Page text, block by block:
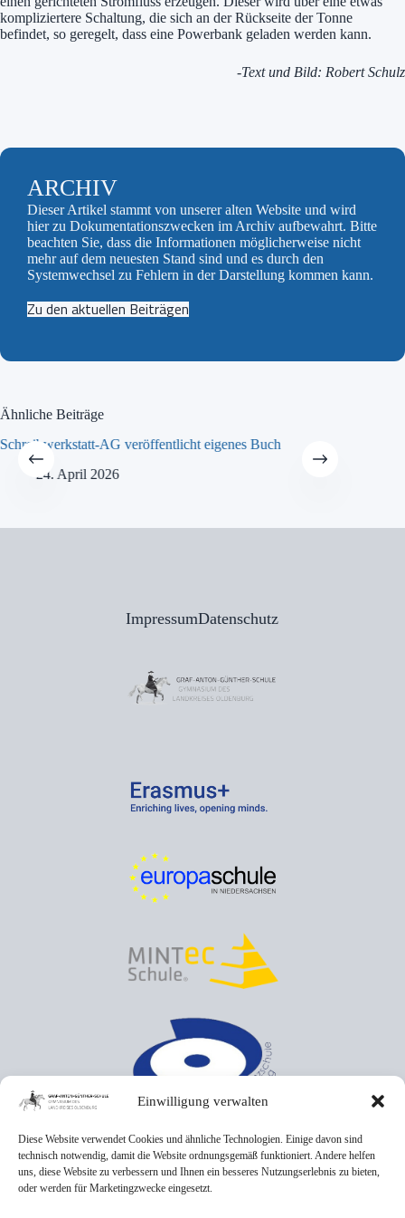
Einwilligung verwalten
Diese Website verwendet Cookies und ähnliche Technologien. Einige davon sind
technisch notwendig, damit die Website ordnungsgemäß funktioniert. Andere helfen
uns, diese Website zu verbessern und Ihnen ein besseres Nutzungserlebnis zu bieten,
oder werden für Marketingzwecke eingesetzt.
kompliziertere Schaltung, die sich an der Rückseite der Tonne
befindet, so geregelt, dass eine Powerbank geladen werden kann.
-Text und Bild: Robert Schulz
ARCHIV
Dieser Artikel stammt von unserer alten Website und wird
hier zu Dokumentationszwecken im Archiv aufbewahrt. Bitte
beachten Sie, dass die Informationen möglicherweise nicht
mehr auf dem neuesten Stand sind und es durch den
Systemwechsel zu Fehlern in der Darstellung kommen kann.
Zu den aktuellen Beiträgen
Ähnliche Beiträge
Schreibwerkstatt-AG veröffentlicht eigenes Buch
24. April 2026
ImpressumDatenschutz